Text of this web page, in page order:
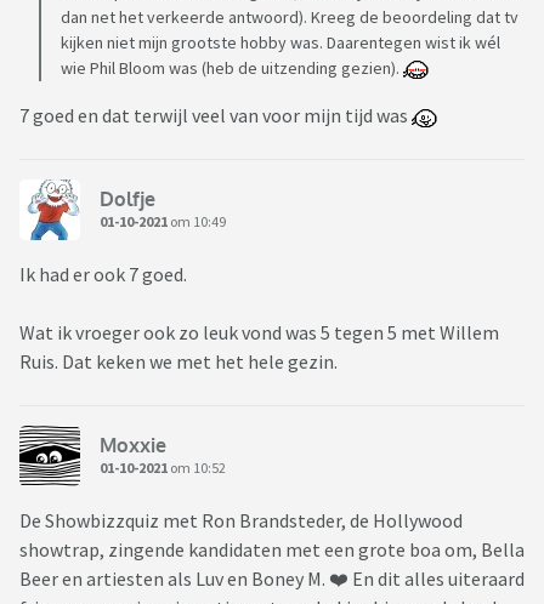
dan net het verkeerde antwoord). Kreeg de beoordeling dat tv
kijken niet mijn grootste hobby was. Daarentegen wist ik wél
wie Phil Bloom was (heb de uitzending gezien).
7 goed en dat terwijl veel van voor mijn tijd was
Dolfje
01-10-2021 om 10:49
Ik had er ook 7 goed.
Wat ik vroeger ook zo leuk vond was 5 tegen 5 met Willem
Ruis. Dat keken we met het hele gezin.
Moxxie
01-10-2021 om 10:52
De Showbizzquiz met Ron Brandsteder, de Hollywood
showtrap, zingende kandidaten met een grote boa om, Bella
Beer en artiesten als Luv en Boney M. ❤️ En dit alles uiteraard